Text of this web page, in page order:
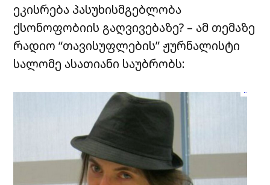
ეკისრება პასუხისმგებლობა
ქსონოფობიის გაღვივებაზე? – ამ თემაზე
რადიო “თავისუფლების” ჟურნალისტი
სალომე ასათიანი საუბრობს: